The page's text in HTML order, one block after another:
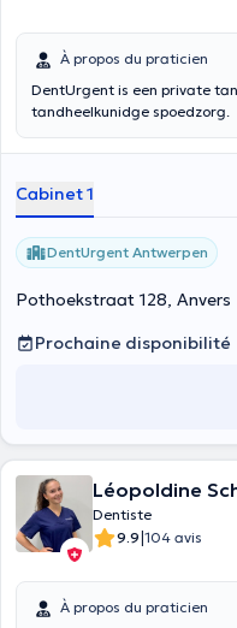
À propos du praticien
DentUrgent is een private
tandheelkunidge spoedzorg.
Cabinet 1
DentUrgent Antwerpen
Pothoekstraat 128, Anvers
Prochaine disponibilité
Léopoldine
Dentiste
9.9|104 avis
À propos du praticien